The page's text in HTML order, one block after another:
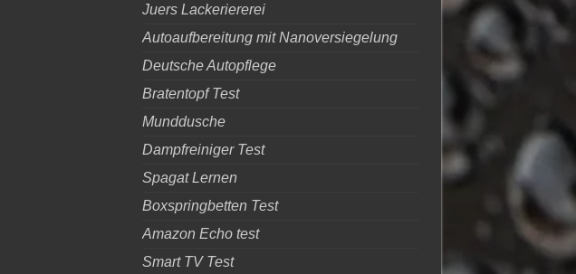
Juers Lackeriererei
Autoaufbereitung mit Nanoversiegelung
Deutsche Autopflege
Bratentopf Test
Munddusche
Dampfreiniger Test
Spagat Lernen
Boxspringbetten Test
Amazon Echo test
Smart TV Test